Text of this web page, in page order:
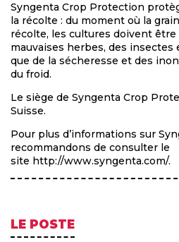
Syngenta Crop Protection
la récolte : du moment où la
récolte, les cultures doivent
mauvaises herbes, des insectes
que de la sécheresse et des
du froid.
Le siège de Syngenta Crop
Suisse.
Pour plus d’informations sur
recommandons de consulter le
site http://www.syngenta.com/.
LE POSTE